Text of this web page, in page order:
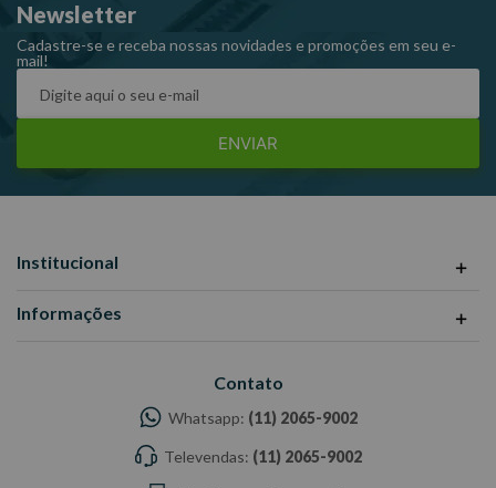
Newsletter
Cadastre-se e receba nossas novidades e promoções em seu e-
mail!
ENVIAR
Institucional
Informações
Contato
Whatsapp: (11) 2065-9002
Televendas: (11) 2065-9002